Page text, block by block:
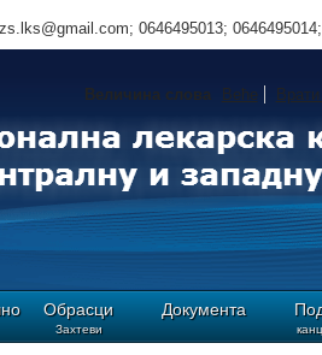
Обрасци
Захтеви
Документа
0646495013;
Величина слова Веће